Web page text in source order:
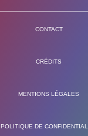
CONTACT
CRÉDITS
MENTIONS LÉGALES
POLITIQUE DE